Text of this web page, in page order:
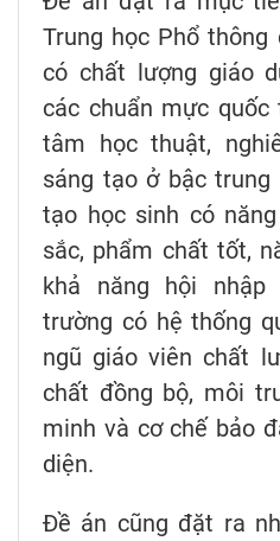
Trung học Phổ thông
có chất lượng giáo
các chuẩn mực
tâm học thuật,
sáng tạo ở bậc trung
tạo học sinh có
sắc, phẩm chất tốt,
khả năng hội
trường có hệ thống
ngũ giáo viên chất
chất đồng bộ, môi
minh và cơ chế bảo
diện.
Đề án cũng đặt ra